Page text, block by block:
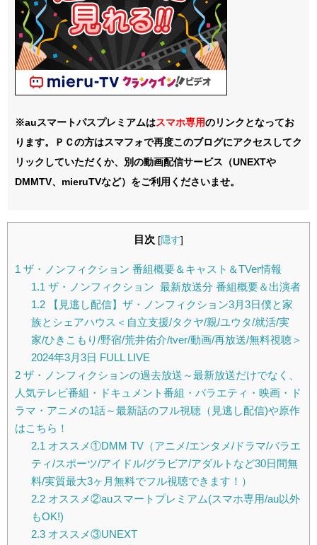
※auスマートパスプレミアムはスマホ専用のリンクとなってお
ります。ＰＣの方はスマフォで再度このブログにアクセスしてク
リックしていただくか、別の動画配信サービス（UNEXTや
DMMTV、mieruTVなど）をご利用くださいませ。
目次 [隠す]
1 ザ・ノンフィクション 番組概要＆キャスト＆TVer情報
1.1 ザ・ノンフィクション 最新放送分 番組概要＆出演者
1.2【見逃し配信】ザ・ノンフィクション3月3日僕と家
族とシェアハウス＜自立支援/タクヤ/親/ユウタ/就活/実
家/ひきこもり/野宿/荒井佑介/tver/動画/再放送/無料視聴＞
2024年3月3日 FULL LIVE
2 ザ・ノンフィクションの過去放送～最新放送だけでなく、
人気テレビ番組・ドキュメント番組・バラエティ・映画・ド
ラマ・アニメの1話～最新話のフル視聴（見逃し配信)や原作
はこちら！
2.1 オススメ①DMM TV（アニメ/エンタメ/ドラマ/バラエ
ティ/スポーツ/アイドル/グラビア/アダルトなど30日間無
料/実質最大3ヶ月無料でフル視聴できます！）
2.2オススメ②auスマートプレミアム(スマホ専用/au以外
もOK!)
2.3オススメ③UNEXT